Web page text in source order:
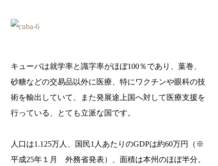
キューバは就学率と識字率がほぼ100％であり、葉巻、
砂糖などの交易品以外に医療、特にワクチンや眼科の技
術を輸出していて、また発展途上国へ対して医療支援を
行っている、とても立派な国です。
人口は1.125万人、国民1人あたりのGDPは約60万円（※
平成25年１月 外務省発表）、面積は本州のほぼ半分。